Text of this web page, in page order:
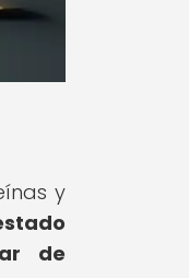
y
de